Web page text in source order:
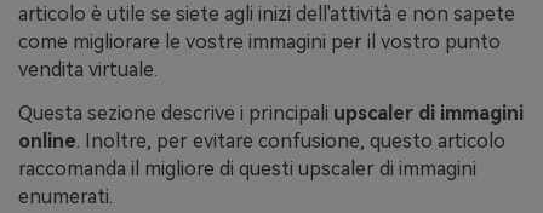
articolo è utile se siete agli inizi dell'attività e non sapete
come migliorare le vostre immagini per il vostro punto
vendita virtuale.
Questa sezione descrive i principali upscaler di immagini
online . Inoltre, per evitare confusione, questo articolo
raccomanda il migliore di questi upscaler di immagini
enumerati.